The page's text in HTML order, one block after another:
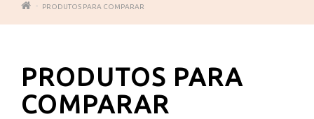
PRODUTOS PARA COMPARAR
PRODUTOS PARA
COMPARAR